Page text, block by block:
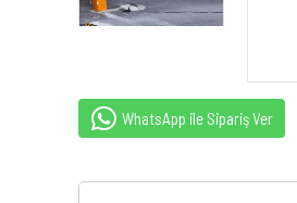
WhatsApp ile Sipariş Ver